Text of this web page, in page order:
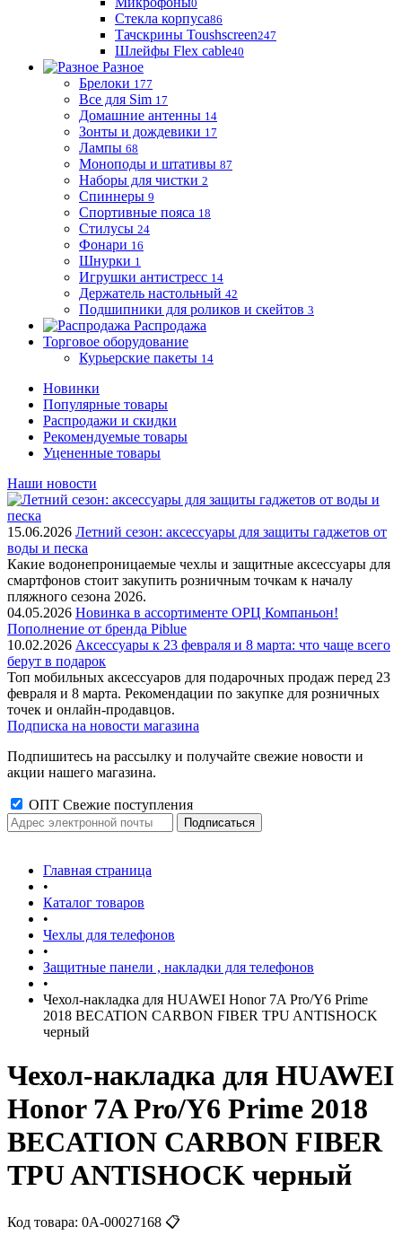
0
Стекла корпуса86
Тачскрины Toushscreen247
Шлейфы Flex cable40
Разное
Брелоки 177
Все для Sim 17
Домашние антенны 14
Зонты и дождевики 17
Лампы 68
Моноподы и штативы 87
Наборы для чистки 2
Спиннеры 9
Спортивные пояса 18
Стилусы 24
Фонари 16
Шнурки 1
Игрушки антистресс 14
Держатель настольный 42
Подшипники для роликов и скейтов 3
Распродажа
Торговое оборудование
Курьерские пакеты 14
Новинки
Популярные товары
Распродажи и скидки
Рекомендуемые товары
Уцененные товары
Наши новости
15.06.2026 Летний сезон: аксессуары для защиты гаджетов от
воды и песка
Какие водонепроницаемые чехлы и защитные аксессуары для
смартфонов стоит закупить розничным точкам к началу
пляжного сезона 2026.
04.05.2026 Новинка в ассортименте OРЦ Компаньон!
Пополнение от бренда Piblue
10.02.2026 Аксессуары к 23 февраля и 8 марта: что чаще всего
берут в подарок
Топ мобильных аксессуаров для подарочных продаж перед 23
февраля и 8 марта. Рекомендации по закупке для розничных
точек и онлайн-продавцов.
Подписка на новости магазина
Подпишитесь на рассылку и получайте свежие новости и
акции нашего магазина.
ОПТ Свежие поступления
Главная страница
•
Каталог товаров
•
Чехлы для телефонов
•
Защитные панели , накладки для телефонов
•
Чехол-накладка для HUAWEI Honor 7A Pro/Y6 Prime
2018 BECATION CARBON FIBER TPU ANTISHOCK
черный
Чехол-накладка для HUAWEI
Honor 7A Pro/Y6 Prime 2018
BECATION CARBON FIBER
TPU ANTISHOCK черный
Код товара: 0А-00027168 📋